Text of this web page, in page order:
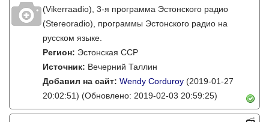
(Vikerraadio), 3-я программа Эстонского радио
(Stereoradio), программы Эстонского радио на
русском языке.
Регион: Эстонская ССР
Источник: Вечерний Таллин
Добавил на сайт: Wendy Corduroy (2019-01-27
20:02:51) (Обновлено: 2019-02-03 20:59:25)